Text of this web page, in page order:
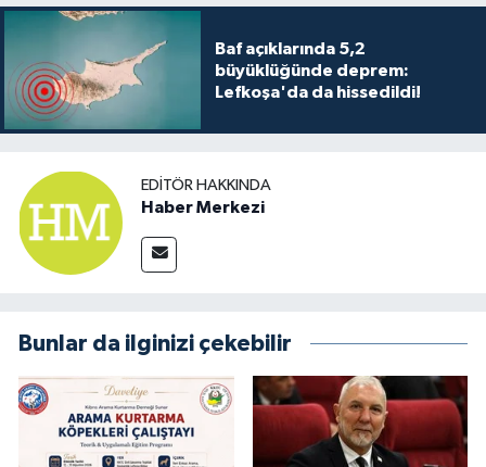
Baf açıklarında 5,2
büyüklüğünde deprem:
Lefkoşa'da da hissedildi!
EDITÖR HAKKINDA
Haber Merkezi
Bunlar da ilginizi çekebilir